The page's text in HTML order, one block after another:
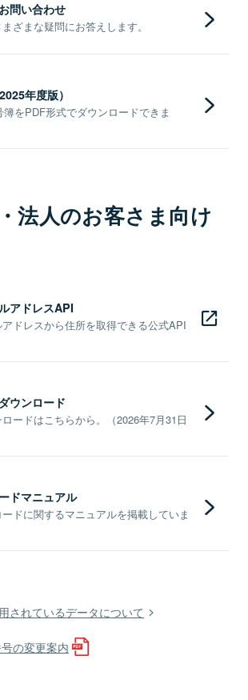
問い合わせ
ざまな疑問にお答えします。
年度版）
をPDF形式でダウンロードできま
法人のお客さま向け
アドレスAPI
ドレスから住所を取得できる公式API
ウンロード
ードはこちらから。（2026年7月31日
ドマニュアル
ドに関するマニュアルを掲載していま
されているデータについて
の変更案内